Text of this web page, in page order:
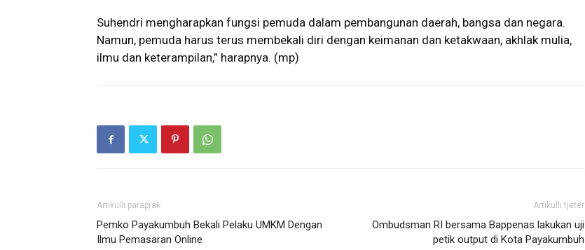
Suhendri mengharapkan fungsi pemuda dalam pembangunan daerah, bangsa dan negara.
Namun, pemuda harus terus membekali diri dengan keimanan dan ketakwaan, akhlak mulia,
ilmu dan keterampilan,” harapnya. (mp)
Artikulli paraprak
Pemko Payakumbuh Bekali Pelaku UMKM Dengan
Ilmu Pemasaran Online
Artikulli tjetër
Ombudsman RI bersama Bappenas lakukan uji
petik output di Kota Payakumbuh